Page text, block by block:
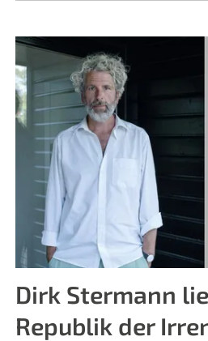
Dirk Stermann
Republik der